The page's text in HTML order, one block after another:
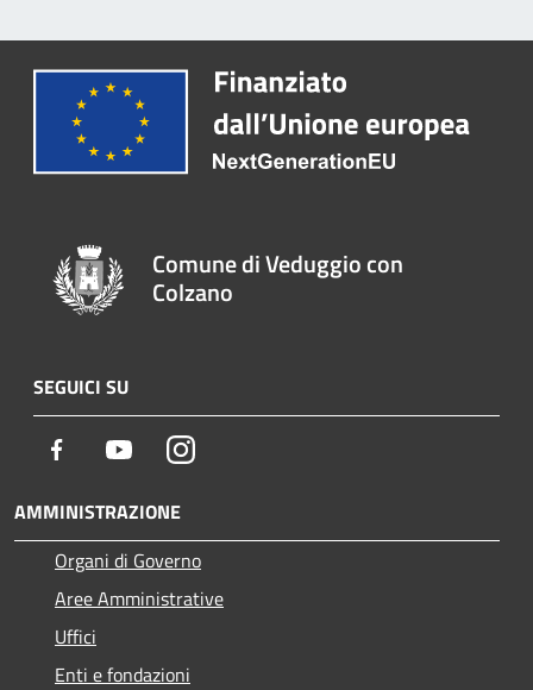
Comune di Veduggio con
Colzano
SEGUICI SU
Facebook YoutubeInstagram
AMMINISTRAZIONE
Organi di Governo
Aree Amministrative
Uffici
Enti e fondazioni